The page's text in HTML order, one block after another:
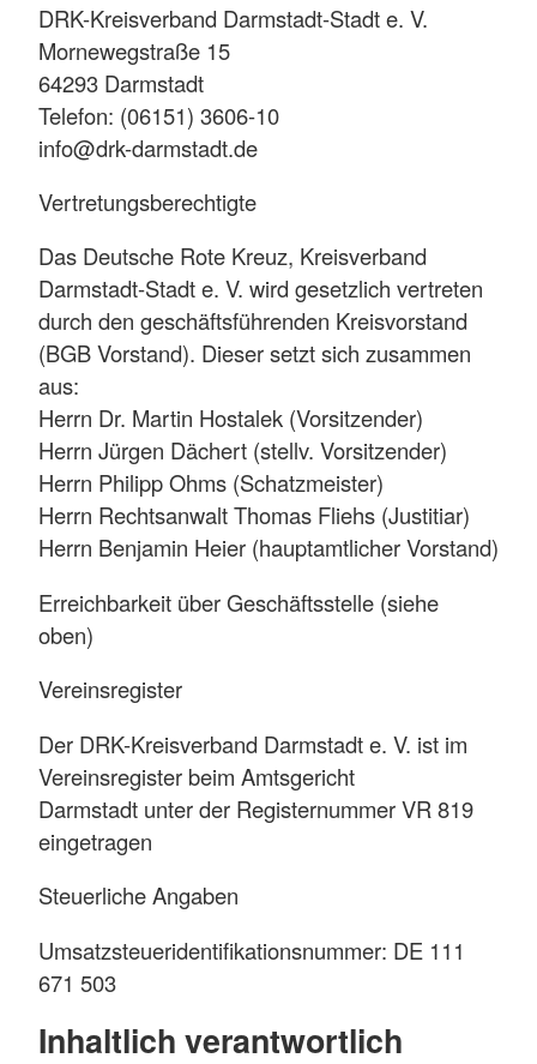
DRK-Kreisverband Darmstadt-Stadt e. V.
Mornewegstraße 15
64293 Darmstadt
Telefon: (06151) 3606-10
info@drk-darmstadt.de
Vertretungsberechtigte
Das Deutsche Rote Kreuz, Kreisverband
Darmstadt-Stadt e. V. wird gesetzlich vertreten
durch den geschäftsführenden Kreisvorstand
(BGB Vorstand). Dieser setzt sich zusammen
aus:
Herrn Dr. Martin Hostalek (Vorsitzender)
Herrn Jürgen Dächert (stellv. Vorsitzender)
Herrn Philipp Ohms (Schatzmeister)
Herrn Rechtsanwalt Thomas Fliehs (Justitiar)
Herrn Benjamin Heier (hauptamtlicher Vorstand)
Erreichbarkeit über Geschäftsstelle (siehe
oben)
Vereinsregister
Der DRK-Kreisverband Darmstadt e. V. ist im
Vereinsregister beim Amtsgericht
Darmstadt unter der Registernummer VR 819
eingetragen
Steuerliche Angaben
Umsatzsteueridentifikationsnummer: DE 111
671 503
Inhaltlich verantwortlich